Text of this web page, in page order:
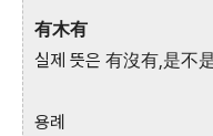
有木有
실제 뜻은 有沒有,是不
용례